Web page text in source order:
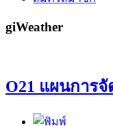
giWeather
O21 แผนการ